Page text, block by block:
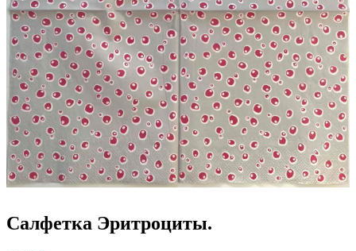
Салфетка Эритроциты.